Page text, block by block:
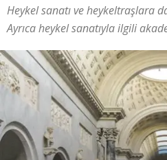
Heykel sanatı ve heykeltraşlara
Ayrıca heykel sanatıyla ilgili